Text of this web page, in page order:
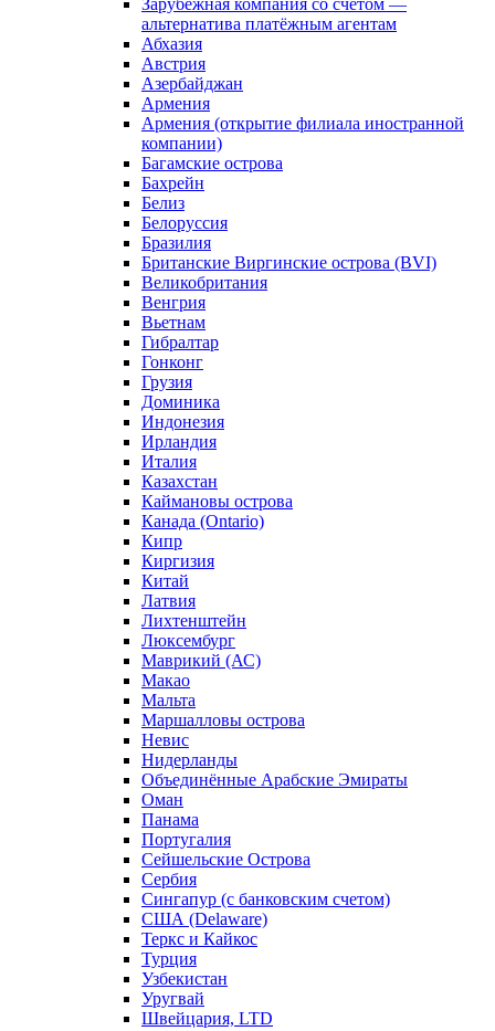
Зарубежная компания со счётом —
альтернатива платёжным агентам
Абхазия
Австрия
Азербайджан
Армения
Армения (открытие филиала иностранной
компании)
Багамские острова
Бахрейн
Белиз
Белоруссия
Бразилия
Британские Виргинские острова (BVI)
Великобритания
Венгрия
Вьетнам
Гибралтар
Гонконг
Грузия
Доминика
Индонезия
Ирландия
Италия
Казахстан
Каймановы острова
Канада (Ontario)
Кипр
Киргизия
Китай
Латвия
Лихтенштейн
Люксембург
Маврикий (АС)
Макао
Мальта
Маршалловы острова
Нeвис
Нидерланды
Объединённые Арабские Эмираты
Оман
Панама
Португалия
Сейшельские Острова
Сербия
Сингапур (c банковским счетом)
США (Delaware)
Теркс и Кайкос
Турция
Узбекистан
Уругвай
Швейцария, LTD